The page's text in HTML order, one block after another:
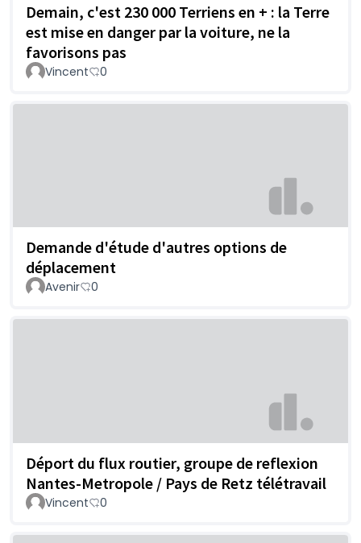
Demain, c'est 230 000 Terriens en + : la Terre
est mise en danger par la voiture, ne la
favorisons pas
Vincent 0
Demande d'étude d'autres options de
déplacement
Avenir 0
Déport du flux routier, groupe de reflexion
Nantes-Metropole / Pays de Retz télétravail
Vincent 0